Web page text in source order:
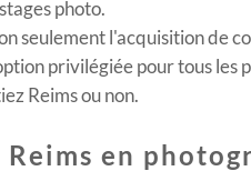
photo.
l'acquisition de
privilégiée pour tous les
Reims ou non.
en